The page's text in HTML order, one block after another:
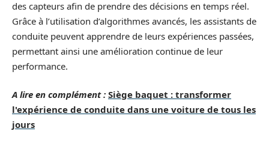
des capteurs afin de prendre des décisions en temps réel.
Grâce à l’utilisation d’algorithmes avancés, les assistants de
conduite peuvent apprendre de leurs expériences passées,
permettant ainsi une amélioration continue de leur
performance.
A lire en complément : Siège baquet : transformer
l'expérience de conduite dans une voiture de tous les
jours